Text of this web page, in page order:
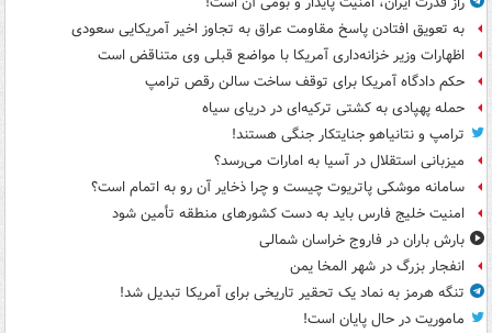
به تعویق افتادن پاسخ مقاومت عراق به تجاوز اخیر آمریکایی سعودی
اظهارات وزیر خزانه‌داری آمریکا با مواضع قبلی وی متناقض است
حکم دادگاه آمریکا برای توقف ساخت سالن رقص ترامپ
حمله پهپادی به کشتی ترکیه‌ای در دریای سیاه
ترامپ و نتانیاهو جنایتکار جنگی هستند!
میزبانی استقلال در آسیا به امارات می‌رسد؟
سامانه موشکی پاتریوت چیست و چرا ذخایر آن رو به اتمام است؟
امنیت خلیج فارس باید به دست کشورهای منطقه تأمین شود
بارش باران در فاروج خراسان شمالی
انفجار بزرگ در شهر المخا یمن
تنگه هرمز به نماد یک تحقیر تاریخی برای آمریکا تبدیل شد!
ماموریت در حال پایان است!